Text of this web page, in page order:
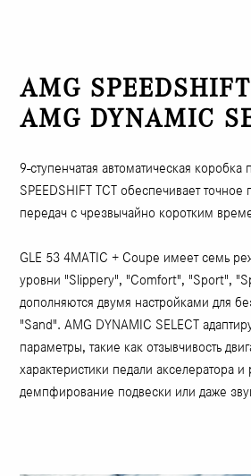
AMG
AMG DYNAMIC
9-ступенчатая автоматическая коробка
SPEEDSHIFT TCT обеспечивает
передач с чрезвычайно коротким
GLE 53 4MATIC + Coupe имеет семь
уровни "Slippery", "Comfort", "Sport",
дополняются двумя настройками для
"Sand". AMG DYNAMIC SELECT
параметры, такие как отзывчивость
характеристики педали акселератора
демпфирование подвески или даже